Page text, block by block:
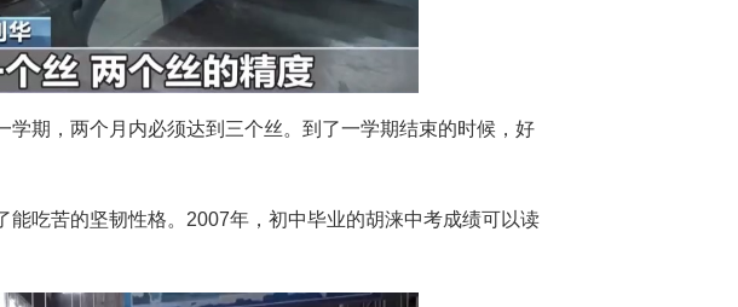
期，两个月内必须达到三个丝。到了一学期结束的时候，好
吃苦的坚韧性格。2007年，初中毕业的胡涞中考成绩可以读